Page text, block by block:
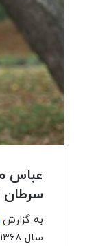
عباس
سرطان در ۶۵ سالگی
به گزارش
سال ۱۳۶۸ با انتشار رمان سمفونی مردگان در عرصه ادبیات ایران به شهرت رسید.